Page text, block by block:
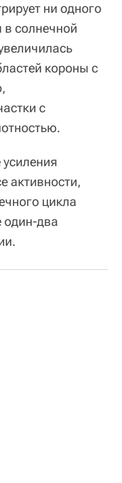
ни одного
в солнечной
короны с
с
активности,
цикла
два